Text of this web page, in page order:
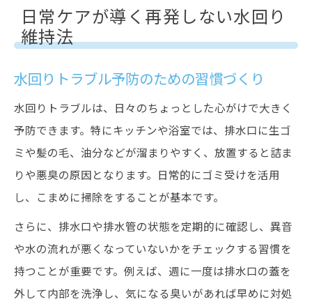
日常ケアが導く再発しない水回り
維持法
水回りトラブル予防のための習慣づくり
水回りトラブルは、日々のちょっとした心がけで大きく
予防できます。特にキッチンや浴室では、排水口に生ゴ
ミや髪の毛、油分などが溜まりやすく、放置すると詰ま
りや悪臭の原因となります。日常的にゴミ受けを活用
し、こまめに掃除をすることが基本です。
さらに、排水口や排水管の状態を定期的に確認し、異音
や水の流れが悪くなっていないかをチェックする習慣を
持つことが重要です。例えば、週に一度は排水口の蓋を
外して内部を洗浄し、気になる臭いがあれば早めに対処